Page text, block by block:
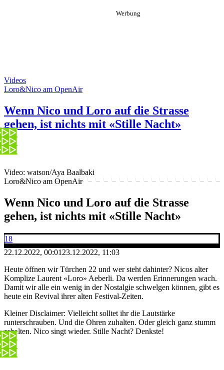
Videos
Loro&Nico am OpenAir
Wenn Nico und Loro auf die Strasse
gehen, ist nichts mit «Stille Nacht»
Video: watson/Aya Baalbaki
Loro&Nico am OpenAir
Wenn Nico und Loro auf die Strasse
gehen, ist nichts mit «Stille Nacht»
18
22.12.2022, 00:01 23.12.2022, 11:03
Heute öffnen wir Türchen 22 und wer steht dahinter? Nicos alter
Komplize Laurent «Loro» Aeberli. Da werden Erinnerungen wach.
Damit wir alle ein wenig in der Nostalgie schwelgen können, gibt es
heute ein Revival ihrer alten Festival-Zeiten.
Kleiner Disclaimer: Vielleicht solltet ihr die Lautstärke
runterschrauben. Und die Ohren zuhalten. Oder gleich ganz stumm
schalten. Nico singt wieder. Stille Nacht? Denkste!